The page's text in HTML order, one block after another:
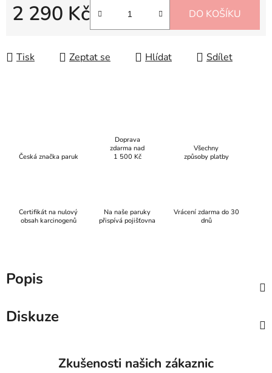
2 290 Kč DO KOŠÍKU
Tisk Zeptat se Hlídat Sdílet
Česká značka paruk
Doprava
zdarma nad
1 500 Kč
Všechny
způsoby platby
Certifikát na nulový
obsah karcinogenů
Na naše paruky
přispívá pojišťovna
Vrácení zdarma do 30
dnů
Popis
Diskuze
Zkušenosti našich zákaznic